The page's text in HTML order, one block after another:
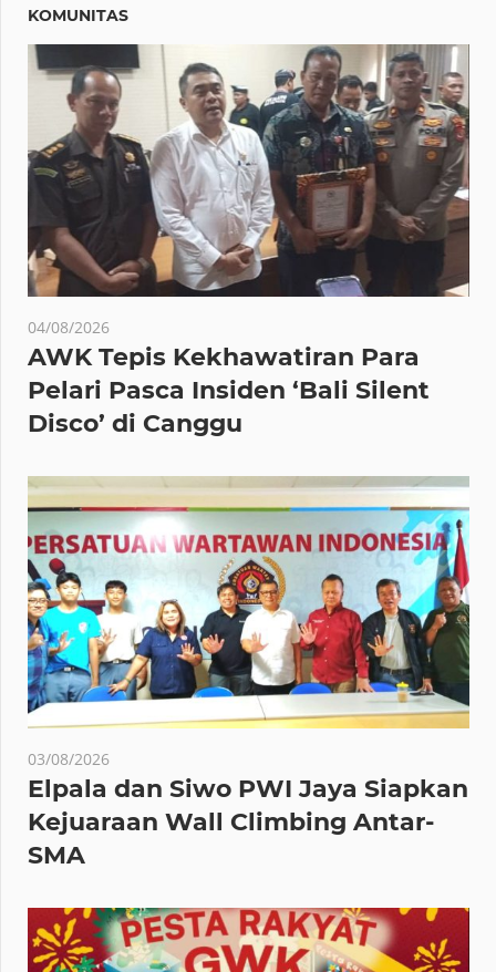
KOMUNITAS
04/08/2026
AWK Tepis Kekhawatiran Para
Pelari Pasca Insiden ‘Bali Silent
Disco’ di Canggu
03/08/2026
Elpala dan Siwo PWI Jaya Siapkan
Kejuaraan Wall Climbing Antar-
SMA